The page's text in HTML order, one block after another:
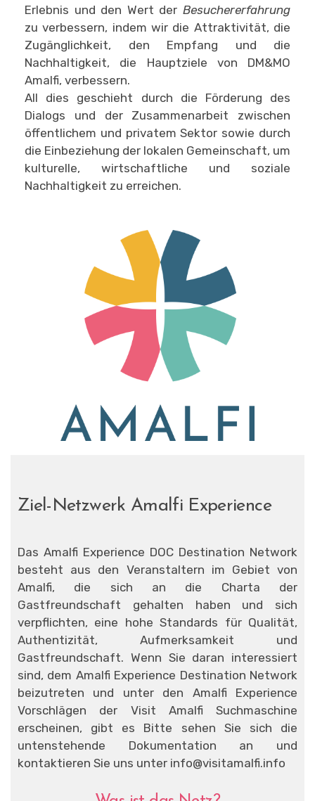
Erlebnis und den Wert der Besuchererfahrung
zu verbessern, indem wir die Attraktivität, die
Zugänglichkeit, den Empfang und die
Nachhaltigkeit, die Hauptziele von DM&MO
Amalfi, verbessern.
All dies geschieht durch die Förderung des
Dialogs und der Zusammenarbeit zwischen
öffentlichem und privatem Sektor sowie durch
die Einbeziehung der lokalen Gemeinschaft, um
kulturelle, wirtschaftliche und soziale
Nachhaltigkeit zu erreichen.
Ziel-Netzwerk Amalfi Experience
Das Amalfi Experience DOC Destination Network
besteht aus den Veranstaltern im Gebiet von
Amalfi, die sich an die Charta der
Gastfreundschaft gehalten haben und sich
verpflichten, eine hohe Standards für Qualität,
Authentizität, Aufmerksamkeit und
Gastfreundschaft. Wenn Sie daran interessiert
sind, dem Amalfi Experience Destination Network
beizutreten und unter den Amalfi Experience
Vorschlägen der Visit Amalfi Suchmaschine
erscheinen, gibt es Bitte sehen Sie sich die
untenstehende Dokumentation an und
kontaktieren Sie uns unter info@visitamalfi.info